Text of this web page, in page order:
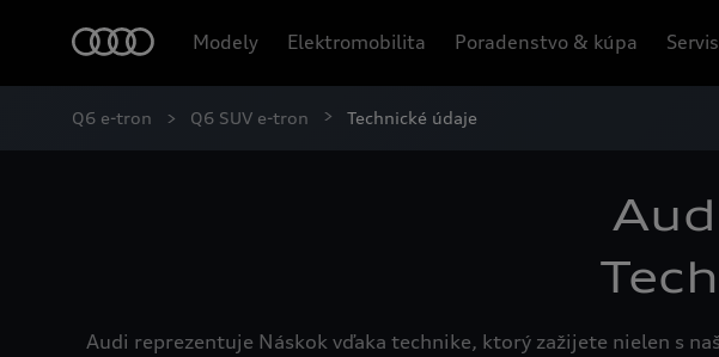
Modely Elektromobilita Poradenstvo & kúpa
Q6 e-tron Q6 SUV e-tron Technické údaje
Audi reprezentuje Náskok vďaka technike, ktorý zažijete nielen s